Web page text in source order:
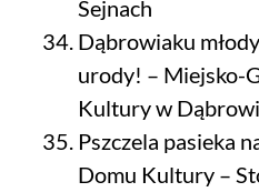
Sejnach
Dąbrowiaku
urody! – Miejsko-
Kultury w
Pszczela pasieka
Domu Kultury –